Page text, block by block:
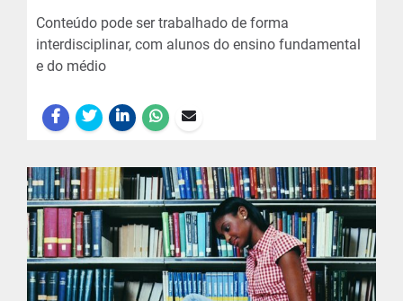
Conteúdo pode ser trabalhado de forma
interdisciplinar, com alunos do ensino fundamental
e do médio